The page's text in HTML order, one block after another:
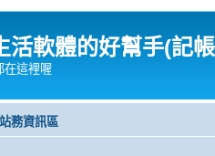
活軟體的好幫手(記
在這裡喔
務資訊區